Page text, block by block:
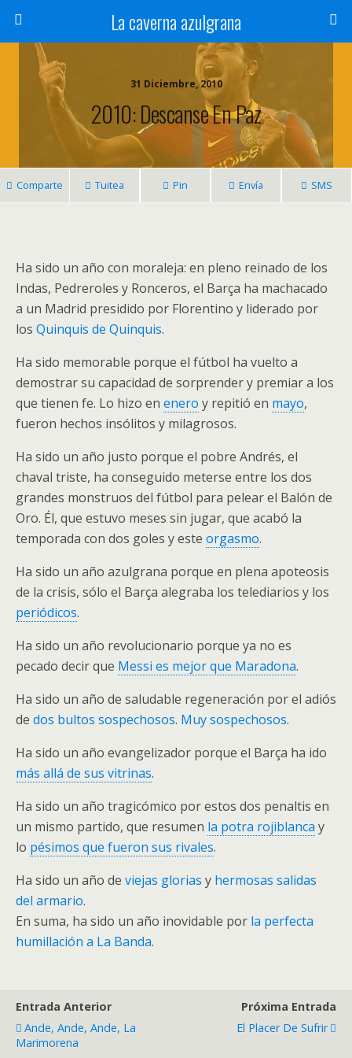
La caverna azulgrana
31 Diciembre, 2010
2010: Descanse En Paz
Comparte Tuitea Pin Envía SMS
Ha sido un año con moraleja: en pleno reinado de los
Indas, Pedreroles y Ronceros, el Barça ha machacado
a un Madrid presidido por Florentino y liderado por
los Quinquis de Quinquis.
Ha sido memorable porque el fútbol ha vuelto a
demostrar su capacidad de sorprender y premiar a los
que tienen fe. Lo hizo en enero y repitió en mayo,
fueron hechos insólitos y milagrosos.
Ha sido un año justo porque el pobre Andrés, el
chaval triste, ha conseguido meterse entre los dos
grandes monstruos del fútbol para pelear el Balón de
Oro. Él, que estuvo meses sin jugar, que acabó la
temporada con dos goles y este orgasmo.
Ha sido un año azulgrana porque en plena apoteosis
de la crisis, sólo el Barça alegraba los telediarios y los
periódicos.
Ha sido un año revolucionario porque ya no es
pecado decir que Messi es mejor que Maradona.
Ha sido un año de saludable regeneración por el adiós
de dos bultos sospechosos. Muy sospechosos.
Ha sido un año evangelizador porque el Barça ha ido
más allá de sus vitrinas.
Ha sido un año tragicómico por estos dos penaltis en
un mismo partido, que resumen la potra rojiblanca y
lo pésimos que fueron sus rivales.
Ha sido un año de viejas glorias y hermosas salidas
del armario.
En suma, ha sido un año inovidable por la perfecta
humillación a La Banda.
Entrada Anterior
Ande, Ande, Ande, La
Marimorena
Próxima Entrada
El Placer De Sufrir